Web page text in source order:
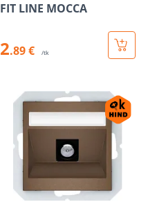
FIT LINE MOCCA
2.89 € /tk